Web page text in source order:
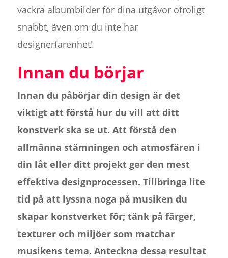
vackra albumbilder för dina utgåvor otroligt
snabbt, även om du inte har
designerfarenhet!
Innan du börjar
Innan du påbörjar din design är det
viktigt att förstå hur du vill att ditt
konstverk ska se ut. Att förstå den
allmänna stämningen och atmosfären i
din låt eller ditt projekt ger den mest
effektiva designprocessen. Tillbringa lite
tid på att lyssna noga på musiken du
skapar konstverket för; tänk på färger,
texturer och miljöer som matchar
musikens tema. Anteckna dessa resultat